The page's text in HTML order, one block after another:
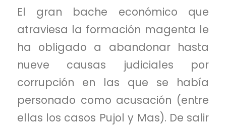
El gran bache económico que
atraviesa la formación magenta le
ha obligado a abandonar hasta
nueve causas judiciales por
corrupción en las que se había
personado como acusación (entre
ellas los casos Pujol y Mas). De salir